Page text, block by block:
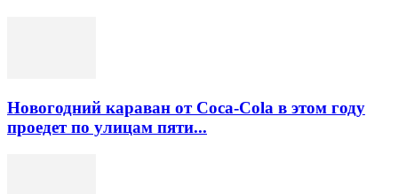
Новогодний караван от Coca-Cola в этом году
проедет по улицам пяти...